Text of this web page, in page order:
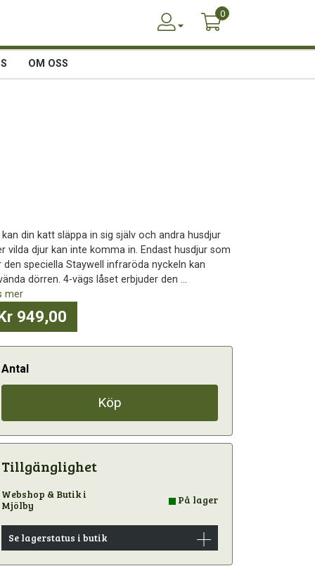
0
OM OSS
kan din katt släppa in sig själv och andra husdjur
vilda djur kan inte komma in. Endast husdjur som
den speciella Staywell infraröda nyckeln kan
dörren. 4-vägs låset erbjuder den ...
mer
949,00
Antal
Köp
Tillgänglighet
Webshop & Butik i
Mjölby
På lager
Se lagerstatus i butik